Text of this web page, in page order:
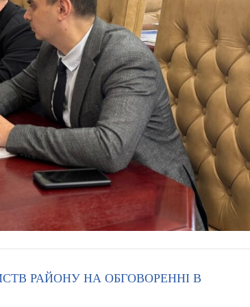
РАЙОНУ НА ОБГОВОРЕННІ В